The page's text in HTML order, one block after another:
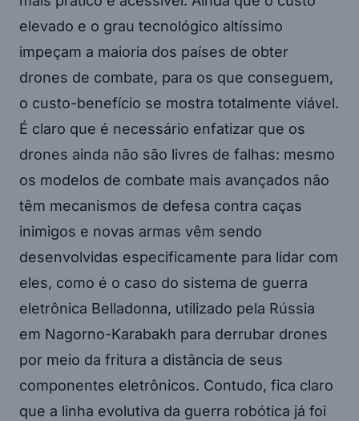
elevado e o grau tecnológico altíssimo
impeçam a maioria dos países de obter
drones de combate, para os que conseguem,
o custo-benefício se mostra totalmente viável.
É claro que é necessário enfatizar que os
drones ainda não são livres de falhas: mesmo
os modelos de combate mais avançados não
têm mecanismos de defesa contra caças
inimigos e novas armas vêm sendo
desenvolvidas especificamente para lidar com
eles, como é o caso do sistema de guerra
eletrônica Belladonna, utilizado pela Rússia
em Nagorno-Karabakh para derrubar drones
por meio da fritura a distância de seus
componentes eletrônicos. Contudo, fica claro
que a linha evolutiva da guerra robótica já foi